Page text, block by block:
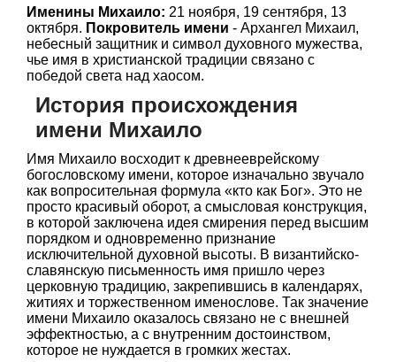
Именины Михаило: 21 ноября, 19 сентября, 13
октября. Покровитель имени - Архангел Михаил,
небесный защитник и символ духовного мужества,
чье имя в христианской традиции связано с
победой света над хаосом.
История происхождения
имени Михаило
Имя Михаило восходит к древнееврейскому
богословскому имени, которое изначально звучало
как вопросительная формула «кто как Бог». Это не
просто красивый оборот, а смысловая конструкция,
в которой заключена идея смирения перед высшим
порядком и одновременно признание
исключительной духовной высоты. В византийско-
славянскую письменность имя пришло через
церковную традицию, закрепившись в календарях,
житиях и торжественном именослове. Так значение
имени Михаило оказалось связано не с внешней
эффектностью, а с внутренним достоинством,
которое не нуждается в громких жестах.